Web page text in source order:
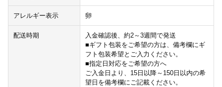
アレルギー表示 卵
配送時期
入金確認後、約2～3週間で発送
■ギフト包装をご希望の方は、備考欄にギ
フト包装希望とご入力ください。
■指定日対応をご希望の方へ
ご入金日より、15日以降～150日以内の希
望日を備考欄にご記載ください。